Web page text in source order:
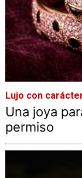
Lujo con
Una joya
permiso